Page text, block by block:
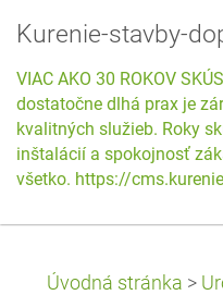
Kurenie-stavby-
VIAC AKO 30 ROKOV
dostatočne dlhá prax je
kvalitných služieb. Roky
inštalácií a spokojnosť
všetko. https://
Úvodná stránka >